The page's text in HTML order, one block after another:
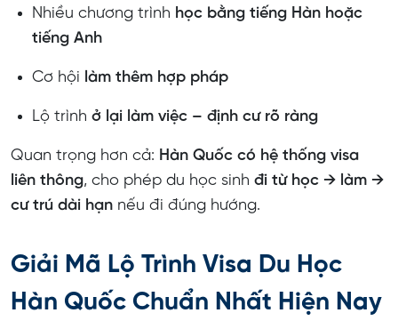
Tại Sao Cần Đơn Vị Tư Vấn Du Học Hàn Quốc
Chuyên Sâu Về Visa?
TiimEdu – Đơn Vị Tư Vấn Du Học & Làm Visa Hàn
Quốc Uy Tín
Vì Sao Nên Chọn TiimEdu?
Liên Hệ Tư Vấn Du Học Hàn Quốc Tại TiimEdu
Nhiều chương trình học bằng tiếng Hàn hoặc
tiếng Anh
Cơ hội làm thêm hợp pháp
Lộ trình ở lại làm việc – định cư rõ ràng
Quan trọng hơn cả: Hàn Quốc có hệ thống visa
liên thông, cho phép du học sinh đi từ học → làm →
cư trú dài hạn nếu đi đúng hướng.
Giải Mã Lộ Trình Visa Du Học
Hàn Quốc Chuẩn Nhất Hiện Nay